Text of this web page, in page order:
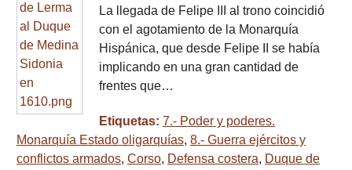
La llegada de Felipe III al trono coincidió
con el agotamiento de la Monarquía
Hispánica, que desde Felipe II se había
implicando en una gran cantidad de
frentes que…
Etiquetas: 7.- Poder y poderes.
Monarquía Estado oligarquías, 8.- Guerra ejércitos y
conflictos armados, Corso, Defensa costera, Duque de